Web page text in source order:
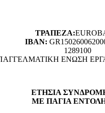
ΤΡΑΠΕΖΑ:
ΙΒΑΝ:
1289100
ΕΝΩΣΗ
ΕΤΗΣΙΑ
ΜΕ ΠΑΓΙΑ